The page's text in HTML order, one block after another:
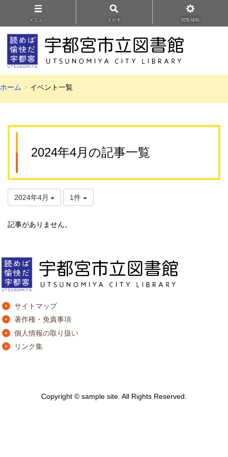
メニュ－ さがす 閲覧補助
ホーム イベント一覧
2024年4月の記事一覧
2024年4月 1件
記事がありません。
サイトマップ
著作権・免責事項
個人情報の取り扱い
リンク集
Copyright © sample site. All Rights Reserved.